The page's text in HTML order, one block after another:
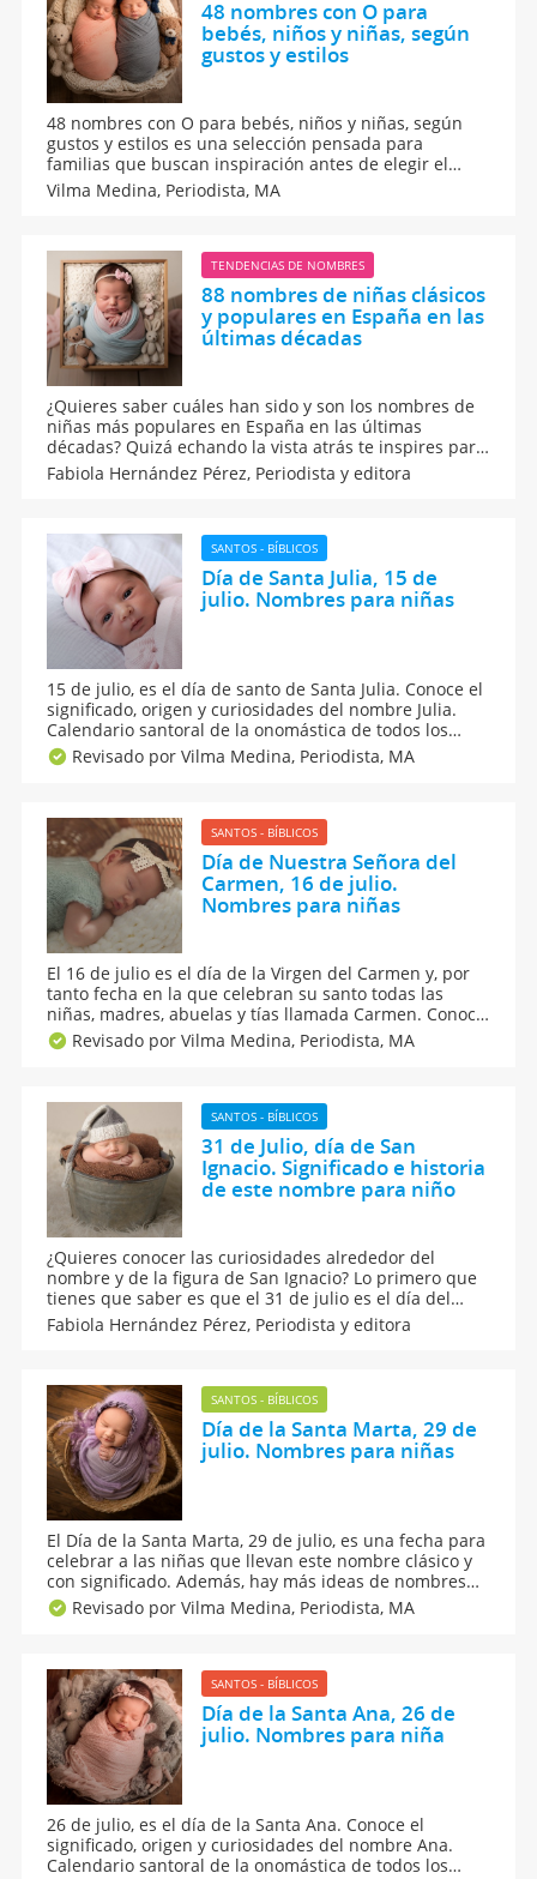
48 nombres con O para
bebés, niños y niñas, según
gustos y estilos
48 nombres con O para bebés, niños y niñas, según
gustos y estilos es una selección pensada para
familias que buscan inspiración antes de elegir el
nombre perfecto. Aquí, algunas opciones modernas,
originales, cortas, clásicas y tradicionales, todas ellas
Vilma Medina, Periodista, MA
TENDENCIAS DE NOMBRES
88 nombres de niñas clásicos
y populares en España en las
últimas décadas
¿Quieres saber cuáles han sido y son los nombres de
niñas más populares en España en las últimas
décadas? Quizá echando la vista atrás te inspires para
encontrar el nombre para bebés niñas que estaban
buscando. Y es que elegir el nombre para tu niña no
Fabiola Hernández Pérez, Periodista y editora
SANTOS - BÍBLICOS
Día de Santa Julia, 15 de
julio. Nombres para niñas
15 de julio, es el día de santo de Santa Julia. Conoce el
significado, origen y curiosidades del nombre Julia.
Calendario santoral de la onomástica de todos los
nombres de santo. ¿Qué nombres combinan con Julia
para formar nombres compuestos? Qué dice la
Revisado por Vilma Medina, Periodista, MA
SANTOS - BÍBLICOS
Día de Nuestra Señora del
Carmen, 16 de julio.
Nombres para niñas
El 16 de julio es el día de la Virgen del Carmen y, por
tanto fecha en la que celebran su santo todas las
niñas, madres, abuelas y tías llamada Carmen. Conoce
el significado, origen y algunas curiosidades del
nombre Carmen. Además, encuentra frases para
Revisado por Vilma Medina, Periodista, MA
SANTOS - BÍBLICOS
31 de Julio, día de San
Ignacio. Significado e historia
de este nombre para niño
¿Quieres conocer las curiosidades alrededor del
nombre y de la figura de San Ignacio? Lo primero que
tienes que saber es que el 31 de julio es el día del
Santo Ignacio. Conoce aquí el significado, origen y
nombres que se pueden combinar con Ignacio y,
Fabiola Hernández Pérez, Periodista y editora
SANTOS - BÍBLICOS
Día de la Santa Marta, 29 de
julio. Nombres para niñas
El Día de la Santa Marta, 29 de julio, es una fecha para
celebrar a las niñas que llevan este nombre clásico y
con significado. Además, hay más ideas de nombres
para niñas que combinan con Marta y conoce todo
sobre su origen y personalidad, así como curiosidades,
Revisado por Vilma Medina, Periodista, MA
SANTOS - BÍBLICOS
Día de la Santa Ana, 26 de
julio. Nombres para niña
26 de julio, es el día de la Santa Ana. Conoce el
significado, origen y curiosidades del nombre Ana.
Calendario santoral de la onomástica de todos los